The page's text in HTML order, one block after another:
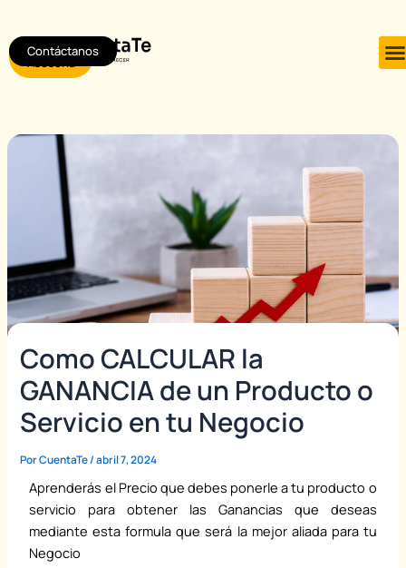
contenido
Agendar
Asesoría
Contáctanos
Como CALCULAR la
GANANCIA de un Producto o
Servicio en tu Negocio
PorCuentaTe/abril 7, 2024
Aprenderás el Precio que debes ponerle a tu producto o
servicio para obtener las Ganancias que deseas
mediante esta formula que será la mejor aliada para tu
Negocio
navigation